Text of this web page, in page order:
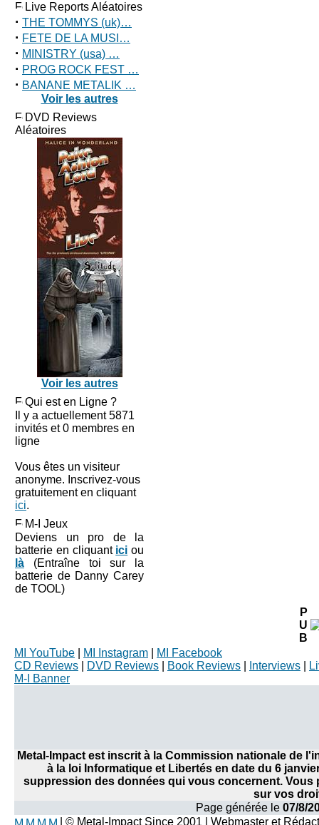
Live Reports Aléatoires
· THE TOMMYS (uk)…
· FETE DE LA MUSI…
· MINISTRY (usa) …
· PROG ROCK FEST …
· BANANE METALIK …
Voir les autres
DVD Reviews
Aléatoires
Voir les autres
Qui est en Ligne ?
Il y a actuellement 5871
invités et 0 membres en
ligne
Vous êtes un visiteur
anonyme. Inscrivez-vous
gratuitement en cliquant
ici.
M-I Jeux
Deviens un pro de la
batterie en cliquant ici ou
là (Entraîne toi sur la
batterie de Danny Carey
de TOOL)
P
U
B
MI YouTube
MI Instagram
MI Facebook
CD Reviews
DVD Reviews Book Reviews Interviews
M-I Banner
Metal-Impact est inscrit à la Commission nationale de
à la loi Informatique et Libertés en date du 6
suppression des données qui vous concernent.
sur vos
Page générée le 07/8/
| © Metal-Impact Since 2001 | Webmaster et